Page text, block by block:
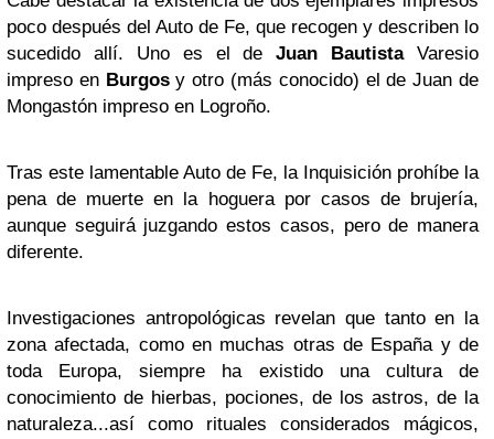
poco después del Auto de Fe, que recogen y describen lo
sucedido allí. Uno es el deJuan BautistaVaresio
impreso en Burgosy otro (más conocido) el de Juan de
Mongastón impreso en Logroño.
Tras este lamentable Auto de Fe, la Inquisición prohíbe la
pena de muerte en la hoguera por casos de brujería,
aunque seguirá juzgando estos casos, pero de manera
diferente.
Investigaciones antropológicas revelan que tanto en la
zona afectada, como en muchas otras de España y de
toda Europa, siempre ha existido una cultura de
conocimiento de hierbas, pociones, de los astros, de la
naturaleza...así como rituales considerados mágicos,